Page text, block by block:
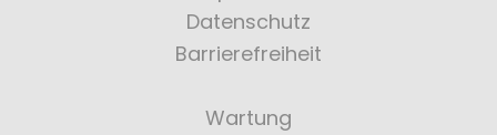
Datenschutz
Barrierefreiheit
Wartung